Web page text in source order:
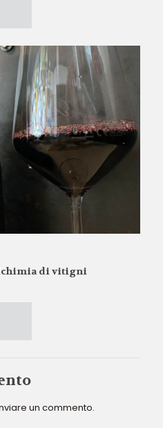
di vitigni
un commento.